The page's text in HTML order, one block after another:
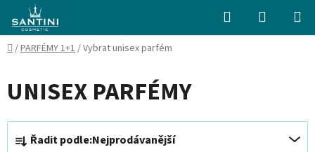
obsah
Hledat
KOŠÍK
Domů
/PARFÉMY 1+1/Vybrat unisex parfém
UNISEX PARFÉMY
Ř Řadit podle:Nejprodávanější